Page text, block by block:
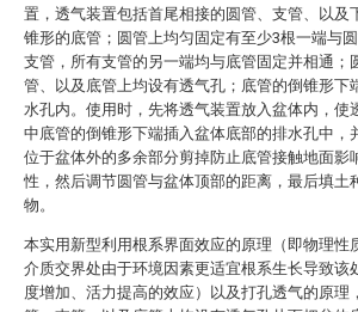
置，透气装置包括首尾相接的圆管、支管、以及
锥形的底管；圆管上均匀固定有至少3根一端与
支管，所有支管的另一端均与底管固定并相通；
管、以及底管上均设有透气孔；底管的倒锥形下
水孔内。使用时，先将透气装置放入盆体内，使
中底管的倒锥形下端插入盆体底部的排水孔中，
位于盆体外的多余部分剪掉防止底管接触地面影
性，然后调节圆管与盆体顶部的距离，最后填土
物。
本实用新型利用根系界面效应的原理（即物理性
介质交界处由于环境因素更适宜根系生长导致该
度增加、活力提高的效应）以及打孔透气的原理